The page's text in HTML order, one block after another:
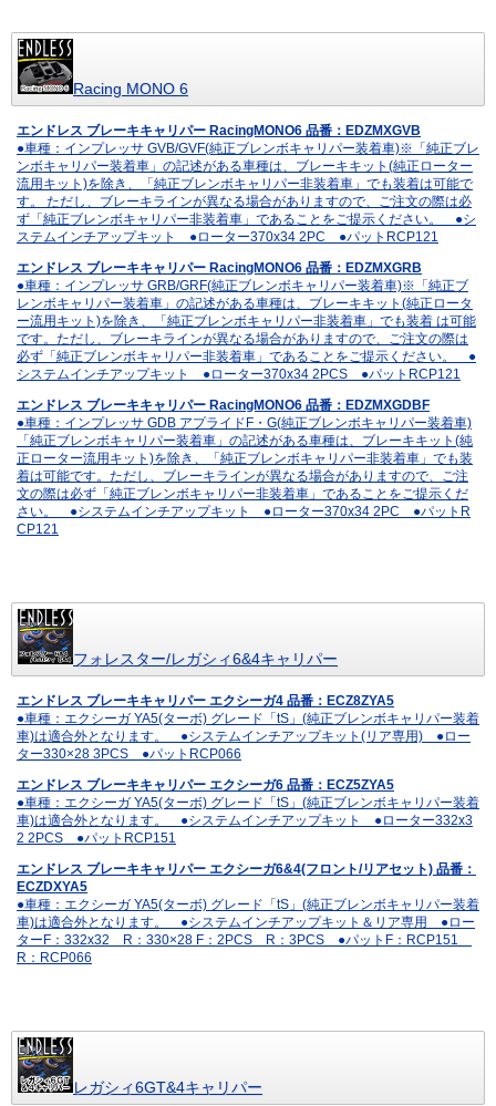
Racing MONO 6
エンドレス ブレーキキャリパー RacingMONO6 品番：EDZMXGVB
●車種：インプレッサ GVB/GVF(純正ブレンボキャリパー装着車)※「純正ブレ
ンボキャリパー装着車」の記述がある車種は、ブレーキキット(純正ローター
流用キット)を除き、「純正ブレンボキャリパー非装着車」でも装着は可能で
す。 ただし、ブレーキラインが異なる場合がありますので、ご注文の際は必
ず「純正ブレンボキャリパー非装着車」であることをご提示ください。 ●シ
ステムインチアップキット ●ローター370x34 2PC ●パットRCP121
エンドレス ブレーキキャリパー RacingMONO6 品番：EDZMXGRB
●車種：インプレッサ GRB/GRF(純正ブレンボキャリパー装着車)※「純正ブ
レンボキャリパー装着車」の記述がある車種は、ブレーキキット(純正ロータ
ー流用キット)を除き、「純正ブレンボキャリパー非装着車」でも装着 は可能
です。ただし、ブレーキラインが異なる場合がありますので、ご注文の際は
必ず「純正ブレンボキャリパー非装着車」であることをご提示ください。 ●
システムインチアップキット ●ローター370x34 2PCS ●パットRCP121
エンドレス ブレーキキャリパー RacingMONO6 品番：EDZMXGDBF
●車種：インプレッサ GDB アプライドF・G(純正ブレンボキャリパー装着車)
「純正ブレンボキャリパー装着車」の記述がある車種は、ブレーキキット(純
正ローター流用キット)を除き、「純正ブレンボキャリパー非装着車」でも装
着は可能です。ただし、ブレーキラインが異なる場合がありますので、ご注
文の際は必ず「純正ブレンボキャリパー非装着車」であることをご提示くだ
さい。 ●システムインチアップキット ●ローター370x34 2PC ●パットR
CP121
フォレスター/レガシィ6&4キャリパー
エンドレス ブレーキキャリパー エクシーガ4 品番：ECZ8ZYA5
●車種：エクシーガ YA5(ターボ) グレード「tS」(純正ブレンボキャリパー装着
車)は適合外となります。 ●システムインチアップキット(リア専用) ●ロー
ター330×28 3PCS ●パットRCP066
エンドレス ブレーキキャリパー エクシーガ6 品番：ECZ5ZYA5
●車種：エクシーガ YA5(ターボ) グレード「tS」(純正ブレンボキャリパー装着
車)は適合外となります。 ●システムインチアップキット ●ローター332x3
2 2PCS ●パットRCP151
エンドレス ブレーキキャリパー エクシーガ6&4(フロント/リアセット) 品番：
ECZDXYA5
●車種：エクシーガ YA5(ターボ) グレード「tS」(純正ブレンボキャリパー装着
車)は適合外となります。 ●システムインチアップキット＆リア専用 ●ロー
ターF：332x32 R：330×28 F：2PCS R：3PCS ●パットF：RCP151
R：RCP066
レガシィ6GT&4キャリパー